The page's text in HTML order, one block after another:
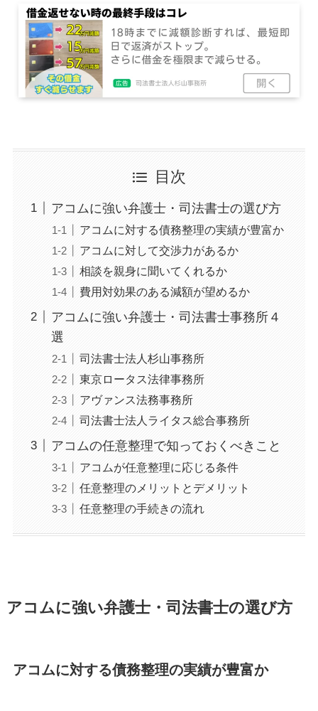
目次
アコムに強い弁護士・司法書士の選び方
アコムに対する債務整理の実績が豊富か
アコムに対して交渉力があるか
相談を親身に聞いてくれるか
費用対効果のある減額が望めるか
アコムに強い弁護士・司法書士事務所４
選
司法書士法人杉山事務所
東京ロータス法律事務所
アヴァンス法務事務所
司法書士法人ライタス総合事務所
アコムの任意整理で知っておくべきこと
アコムが任意整理に応じる条件
任意整理のメリットとデメリット
任意整理の手続きの流れ
アコムに強い弁護士・司法書士の選び方
アコムに対する債務整理の実績が豊富か